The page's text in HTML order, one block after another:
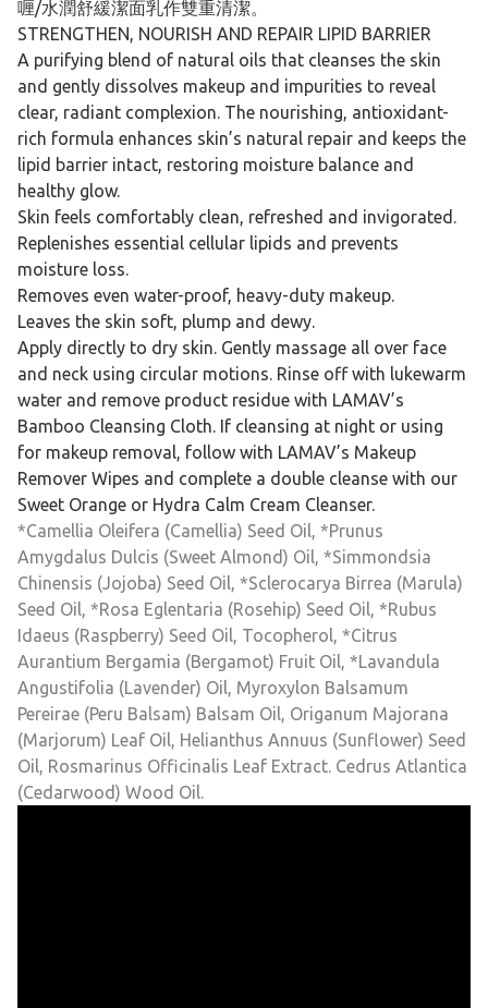
喱/水潤舒緩潔面乳作雙重清潔。
STRENGTHEN, NOURISH AND REPAIR LIPID BARRIER
A purifying blend of natural oils that cleanses the skin
and gently dissolves makeup and impurities to reveal
clear, radiant complexion. The nourishing, antioxidant-
rich formula enhances skin’s natural repair and keeps the
lipid barrier intact, restoring moisture balance and
healthy glow.
Skin feels comfortably clean, refreshed and invigorated.
Replenishes essential cellular lipids and prevents
moisture loss.
Removes even water-proof, heavy-duty makeup.
Leaves the skin soft, plump and dewy.
Apply directly to dry skin. Gently massage all over face
and neck using circular motions. Rinse off with lukewarm
water and remove product residue with LAMAV’s
Bamboo Cleansing Cloth. If cleansing at night or using
for makeup removal, follow with LAMAV’s Makeup
Remover Wipes and complete a double cleanse with our
Sweet Orange or Hydra Calm Cream Cleanser.
*Camellia Oleifera (Camellia) Seed Oil, *Prunus
Amygdalus Dulcis (Sweet Almond) Oil, *Simmondsia
Chinensis (Jojoba) Seed Oil, *Sclerocarya Birrea (Marula)
Seed Oil, *Rosa Eglentaria (Rosehip) Seed Oil, *Rubus
Idaeus (Raspberry) Seed Oil, Tocopherol, *Citrus
Aurantium Bergamia (Bergamot) Fruit Oil, *Lavandula
Angustifolia (Lavender) Oil, Myroxylon Balsamum
Pereirae (Peru Balsam) Balsam Oil, Origanum Majorana
(Marjorum) Leaf Oil, Helianthus Annuus (Sunflower) Seed
Oil, Rosmarinus Officinalis Leaf Extract. Cedrus Atlantica
(Cedarwood) Wood Oil.